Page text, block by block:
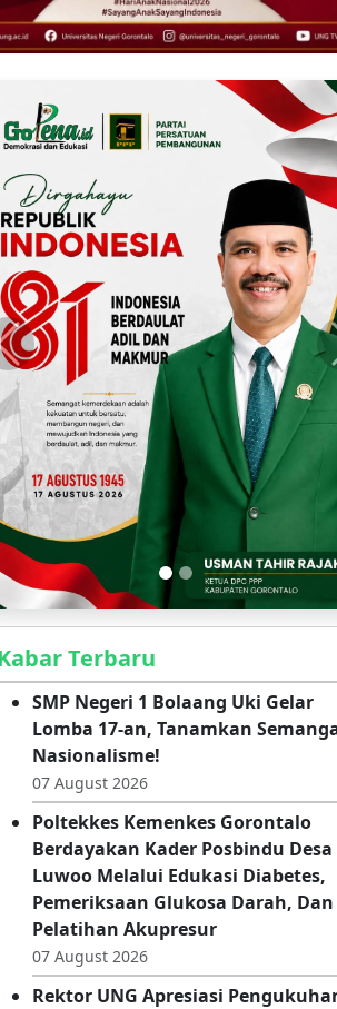
Kabar Terbaru
SMP Negeri 1 Bolaang Uki Gelar
Lomba 17-an, Tanamkan Semangat
Nasionalisme!
07 August 2026
Poltekkes Kemenkes Gorontalo
Berdayakan Kader Posbindu Desa
Luwoo Melalui Edukasi Diabetes,
Pemeriksaan Glukosa Darah, Dan
Pelatihan Akupresur